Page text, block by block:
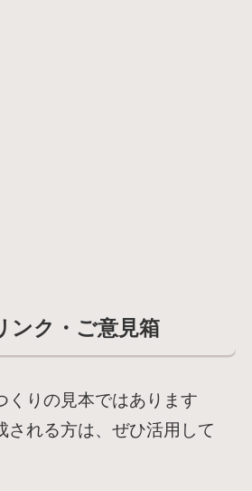
ンク・ご意見箱
くりの見本ではあります
される方は、ぜひ活用して